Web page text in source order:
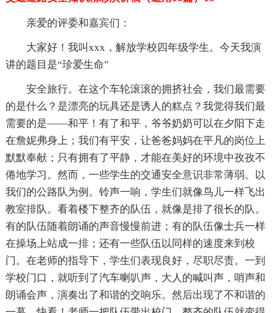
亲爱的评委和嘉宾们：
大家好！我叫xxx，解放学校四年级学生。今天我演
讲的题目是“珍爱生命”
安全旅行。在这个车轮滚滚的拥挤社会，我们最需要
的是什么？是漂亮的玩具还是诱人的糕点？我觉得我们最
需要的是——和平！有了和平，爷爷奶奶可以在夕阳下走
在詹妮弗身上；我们有平安，让爸爸妈妈在平凡的岗位上
默默奉献；只有拥有了平静，才能在美好的环境中孜孜不
倦地学习。然而，一些学生的交通安全意识非常薄弱。以
我们的公路队为例。铃声一响，学生们就像鸟儿一样飞出
教室排队。看着楼下整齐的队伍，就像是排了很长的队。
有的队伍随着朗诵的声音慢慢前进；有的队伍像士兵一样
在操场上站成一排；还有一些队伍以同样的速度来到校
门。在老师的指导下，学生们表现良好，尽职尽责。一到
学校门口，就听到了汽车喇叭声，大人的喊叫声，哨声和
朗诵会声，演奏出了和谐的交响乐。然后出现了不和谐的